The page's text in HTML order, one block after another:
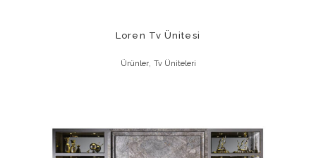
Loren Tv Ünitesi
Ürünler, Tv Üniteleri